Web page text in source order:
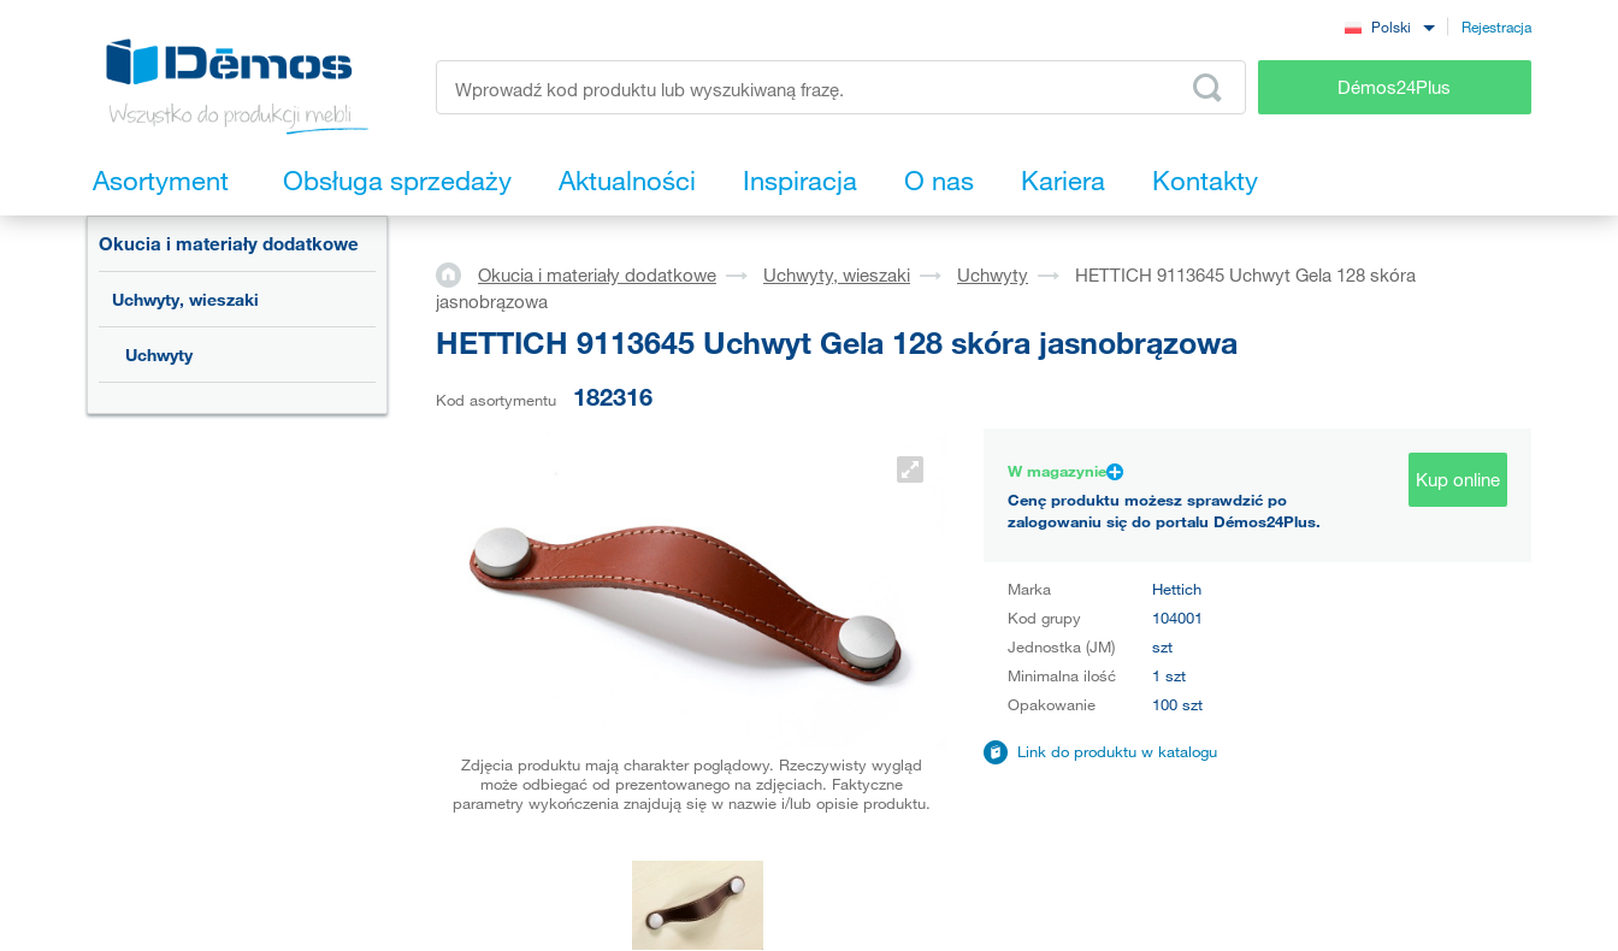
Polski Rejestracja
Démos24Plus
Asortyment Obsługa sprzedaży Aktualności Inspiracja O nas Kariera Kontakty
Okucia i materiały dodatkowe
Uchwyty, wieszaki
Uchwyty
Okucia i materiały dodatkowe Uchwyty, wieszaki Uchwyty
HETTICH 9113645 Uchwyt Gela 128 skóra
jasnobrązowa
HETTICH 9113645 Uchwyt Gela 128 skóra jasnobrązowa
Kod asortymentu 182316
Zdjęcia produktu mają charakter poglądowy. Rzeczywisty wygląd
może odbiegać od prezentowanego na zdjęciach. Faktyczne
parametry wykończenia znajdują się w nazwie i/lub opisie produktu.
W magazynie
Cenę produktu możesz sprawdzić po
zalogowaniu się do portalu Démos24Plus.
Kup online
Marka
Hettich
Kod grupy
104001
Jednostka (JM)
szt
Minimalna ilość
1 szt
Opakowanie
100 szt
Link do produktu w katalogu